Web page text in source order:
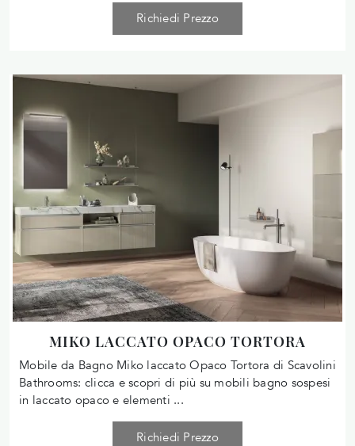
Richiedi Prezzo
MIKO LACCATO OPACO TORTORA
Mobile da Bagno Miko laccato Opaco Tortora di Scavolini
Bathrooms: clicca e scopri di più su mobili bagno sospesi
in laccato opaco e elementi ...
Richiedi Prezzo